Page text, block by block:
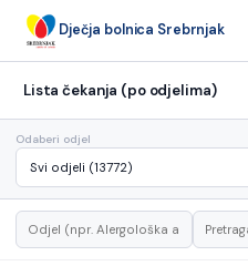
Dječja bolnica Srebrnjak
Lista čekanja (po odjelima)
Odaberi odjel